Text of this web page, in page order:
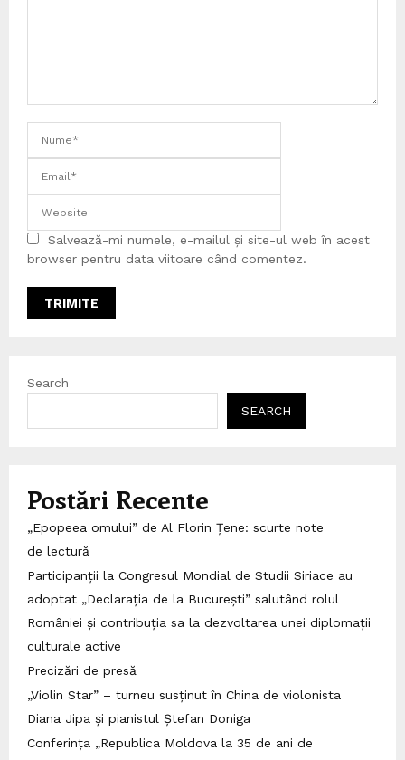
Salvează-mi numele, e-mailul și site-ul web în acest
browser pentru data viitoare când comentez.
Search
SEARCH
Postări Recente
„Epopeea omului” de Al Florin Țene: scurte note
de lectură
Participanții la Congresul Mondial de Studii Siriace au
adoptat „Declarația de la București” salutând rolul
României și contribuția sa la dezvoltarea unei diplomații
culturale active
Precizări de presă
„Violin Star” – turneu susținut în China de violonista
Diana Jipa și pianistul Ștefan Doniga
Conferința „Republica Moldova la 35 de ani de